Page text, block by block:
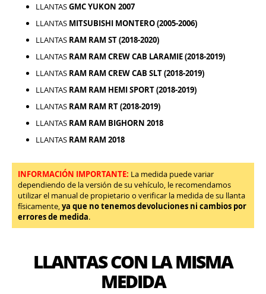
LLANTASGMC YUKON 2007
LLANTAS MITSUBISHI MONTERO (2005-2006)
LLANTAS RAM RAM ST (2018-2020)
LLANTAS RAM RAM CREW CAB LARAMIE (2018-2019)
LLANTAS RAM RAM CREW CAB SLT (2018-2019)
LLANTAS RAM RAM HEMI SPORT (2018-2019)
LLANTAS RAM RAM RT (2018-2019)
LLANTAS RAM RAM BIGHORN 2018
LLANTAS RAM RAM 2018
INFORMACIÓN IMPORTANTE: La medida puede variar
dependiendo de la versión de su vehículo, le recomendamos
utilizar el manual de propietario o verificar la medida de su llanta
físicamente,ya que no tenemos devoluciones ni cambios por
errores de medida.
LLANTAS CON LA MISMA
MEDIDA